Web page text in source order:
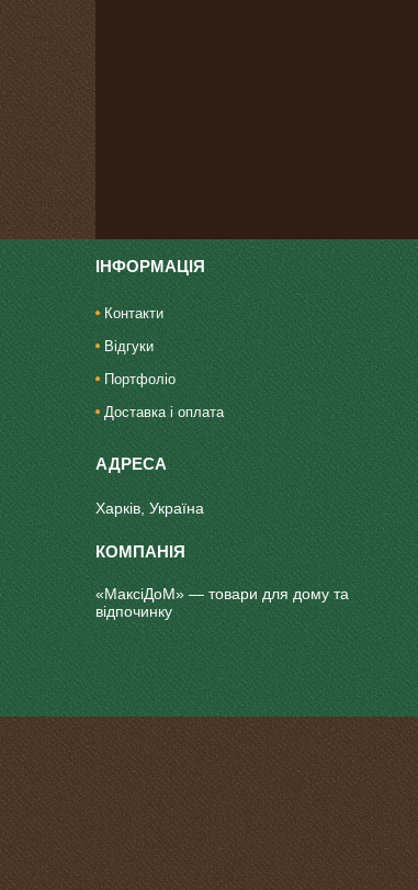
ІНФОРМАЦІЯ
Контакти
Відгуки
Портфоліо
Доставка і оплата
Харків, Україна
«МаксіДоМ» — товари для дому та
відпочинку